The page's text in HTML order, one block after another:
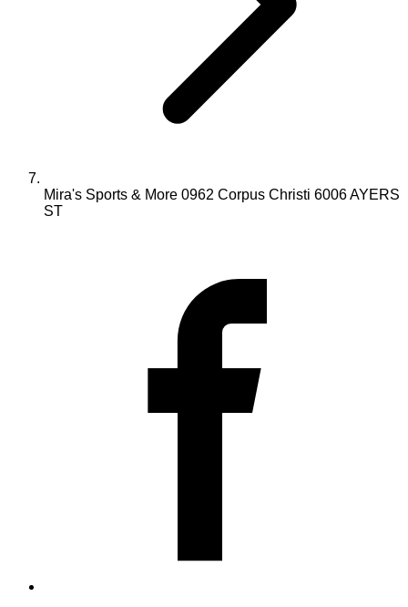
Mira's Sports & More 0962 Corpus Christi 6006 AYERS
ST